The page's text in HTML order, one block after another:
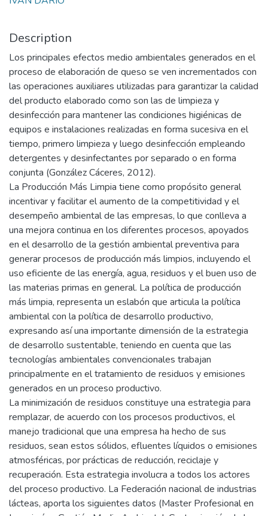
Description
Los principales efectos medio ambientales generados en el
proceso de elaboración de queso se ven incrementados con
las operaciones auxiliares utilizadas para garantizar la calidad
del producto elaborado como son las de limpieza y
desinfección para mantener las condiciones higiénicas de
equipos e instalaciones realizadas en forma sucesiva en el
tiempo, primero limpieza y luego desinfección empleando
detergentes y desinfectantes por separado o en forma
conjunta (González Cáceres, 2012).
La Producción Más Limpia tiene como propósito general
incentivar y facilitar el aumento de la competitividad y el
desempeño ambiental de las empresas, lo que conlleva a
una mejora continua en los diferentes procesos, apoyados
en el desarrollo de la gestión ambiental preventiva para
generar procesos de producción más limpios, incluyendo el
uso eficiente de las energía, agua, residuos y el buen uso de
las materias primas en general. La política de producción
más limpia, representa un eslabón que articula la política
ambiental con la política de desarrollo productivo,
expresando así una importante dimensión de la estrategia
de desarrollo sustentable, teniendo en cuenta que las
tecnologías ambientales convencionales trabajan
principalmente en el tratamiento de residuos y emisiones
generados en un proceso productivo.
La minimización de residuos constituye una estrategia para
remplazar, de acuerdo con los procesos productivos, el
manejo tradicional que una empresa ha hecho de sus
residuos, sean estos sólidos, efluentes líquidos o emisiones
atmosféricas, por prácticas de reducción, reciclaje y
recuperación. Esta estrategia involucra a todos los actores
del proceso productivo. La Federación nacional de industrias
lácteas, aporta los siguientes datos (Master Profesional en